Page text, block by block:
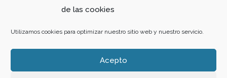
de las cookies
Utilizamos cookies para optimizar nuestro sitio web y nuestro servicio.
Acepto
Design byComunitics·Política de privacidad·Política de